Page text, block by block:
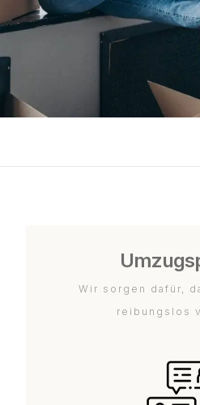
Wir sorgen dafür,
reibungslos